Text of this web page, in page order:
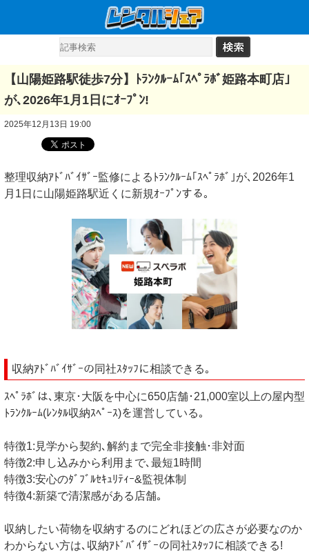
【山陽姫路駅徒歩7分】ﾄﾗﾝｸﾙｰﾑ｢ｽﾍﾟﾗﾎﾞ姫路本町店｣
が､2026年1月1日にｵｰﾌﾟﾝ!
2025年12月13日 19:00
整理収納ｱﾄﾞﾊﾞｲｻﾞｰ監修によるﾄﾗﾝｸﾙｰﾑ｢ｽﾍﾟﾗﾎﾞ｣が､2026年1
月1日に山陽姫路駅近くに新規ｵｰﾌﾟﾝする｡
収納ｱﾄﾞﾊﾞｲｻﾞｰの同社ｽﾀｯﾌに相談できる｡
ｽﾍﾟﾗﾎﾞは､東京･大阪を中心に650店舗･21,000室以上の屋内型
ﾄﾗﾝｸﾙｰﾑ(ﾚﾝﾀﾙ収納ｽﾍﾟｰｽ)を運営している｡
特徴1:見学から契約､解約まで完全非接触･非対面
特徴2:申し込みから利用まで､最短1時間
特徴3:安心のﾀﾞﾌﾞﾙｾｷｭﾘﾃｨｰ&監視体制
特徴4:新築で清潔感がある店舗｡
収納したい荷物を収納するのにどれほどの広さが必要なのか
わからない方は､収納ｱﾄﾞﾊﾞｲｻﾞｰの同社ｽﾀｯﾌに相談できる!